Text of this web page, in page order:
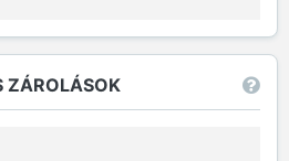
ZÁROLÁSOK